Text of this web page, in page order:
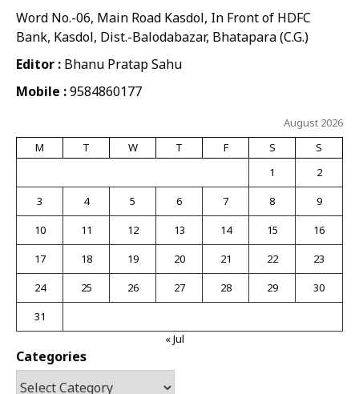
Word No.-06, Main Road Kasdol, In Front of HDFC
Bank, Kasdol, Dist.-Balodabazar, Bhatapara (C.G.)
Editor : Bhanu Pratap Sahu
Mobile :9584860177
August 2026
M
T W T F S
S
1
2
3
4 5 6 7 8
9
10
11 12 13 14 15
16
17
18 19 20 21 22
23
24
25 26 27 28 29
30
31
« Jul
Categories